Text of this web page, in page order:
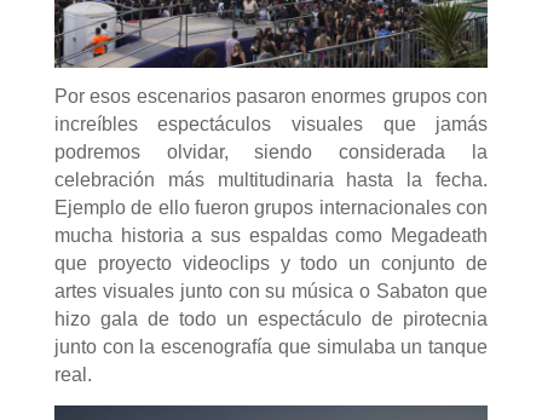
Por esos escenarios pasaron enormes grupos con
increíbles espectáculos visuales que jamás
podremos olvidar, siendo considerada la
celebración más multitudinaria hasta la fecha.
Ejemplo de ello fueron grupos internacionales con
mucha historia a sus espaldas como Megadeath
que proyecto videoclips y todo un conjunto de
artes visuales junto con su música o Sabaton que
hizo gala de todo un espectáculo de pirotecnia
junto con la escenografía que simulaba un tanque
real.